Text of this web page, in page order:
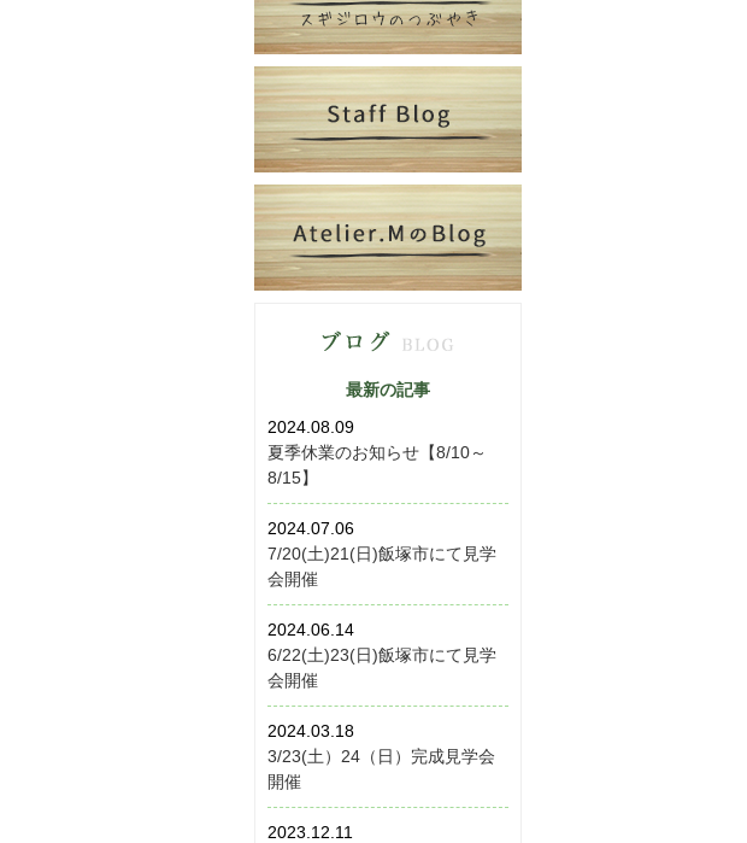
最新の記事
2024.08.09
夏季休業のお知らせ【8/10～
8/15】
2024.07.06
7/20(土)21(日)飯塚市にて見学
会開催
2024.06.14
6/22(土)23(日)飯塚市にて見学
会開催
2024.03.18
3/23(土）24（日）完成見学会
開催
2023.12.11